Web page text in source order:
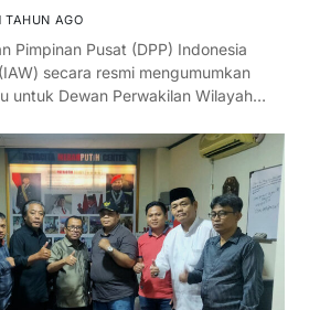
TAHUN AGO
Pimpinan Pusat (DPP) Indonesia
secara resmi mengumumkan
untuk Dewan Perwakilan Wilayah…